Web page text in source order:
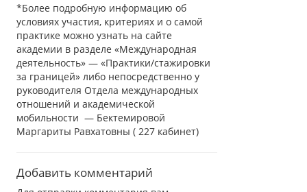
*Более подробную информацию об
условиях участия, критериях и о самой
практике можно узнать на сайте
академии в разделе «Международная
деятельность» — «Практики/стажировки
за границей» либо непосредственно у
руководителя Отдела международных
отношений и академической
мобильности — Бектемировой
Маргариты Равхатовны ( 227 кабинет)
Добавить комментарий